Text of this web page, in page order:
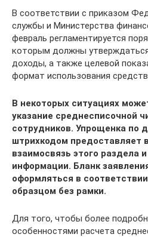
В соответствии с приказом
службы и Министерства
февраль регламентируется
которым должны
доходы, а также целевой
формат использования
В некоторых ситуациях
указание среднесписочной
сотрудников. Упрощенка по
штрихкодом предоставляет
взаимосвязь этого раздела
информации. Бланк
оформляться в
образцом без рамки.
Для того, чтобы более
особенностями расчета